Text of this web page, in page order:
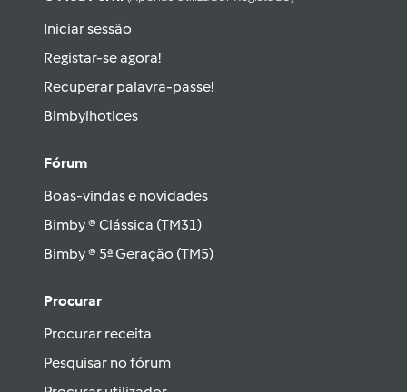
Iniciar sessão
Registar-se agora!
Recuperar palavra-passe!
Bimbylhotices
Fórum
Boas-vindas e novidades
Bimby ® Clássica (TM31)
Bimby ® 5ª Geração (TM5)
Procurar
Procurar receita
Pesquisar no fórum